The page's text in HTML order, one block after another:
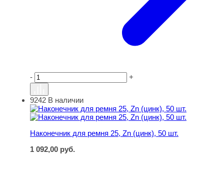
- +
Наконечник для ремня 25, Zn (цинк), 50 шт.
9242 В наличии
Наконечник для ремня 25, Zn (цинк), 50 шт.
1 092,00 руб.